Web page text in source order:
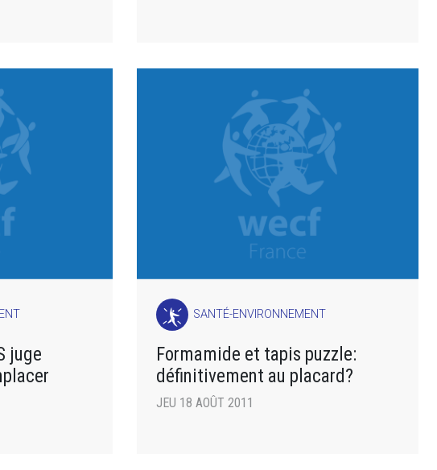
juge
SANTÉ-ENVIRONNEMENT
Formamide et tapis puzzle:
définitivement au placard?
JEU 18 AOÛT 2011